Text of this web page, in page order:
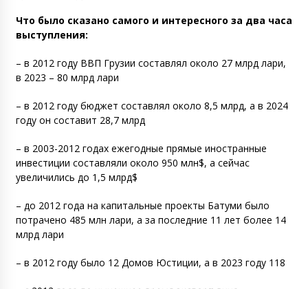
Что было сказано самого и интересного за два часа
выступления:
– в 2012 году ВВП Грузии составлял около 27 млрд лари,
в 2023 – 80 млрд лари
– в 2012 году бюджет составлял около 8,5 млрд, а в 2024
году он составит 28,7 млрд
– в 2003-2012 годах ежегодные прямые иностранные
инвестиции составляли около 950 млн$, а сейчас
увеличились до 1,5 млрд$
– до 2012 года на капитальные проекты Батуми было
потрачено 485 млн лари, а за последние 11 лет более 14
млрд лари
– в 2012 году было 12 Домов Юстиции, а в 2023 году 118